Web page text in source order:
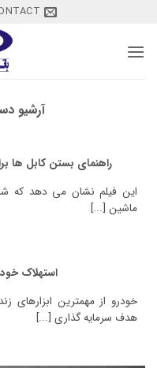
content
آرشیو
راهنمای بستن کابل ها برای
ماشین [...]
استهلاک
خودرو از مهمترین ابزارهای
هدف سرمایه گذاری [...]